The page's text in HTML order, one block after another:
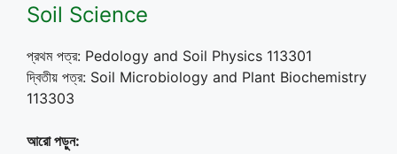
Soil Science
প্রথম পত্র: Pedology and Soil Physics 113301
দ্বিতীয় পত্র: Soil Microbiology and Plant Biochemistry
113303
আরো পড়ুন: